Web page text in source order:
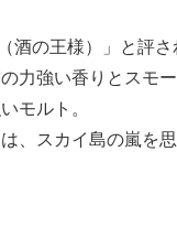
酒の王様）」と評
力強い香りとスモ
モルト。
、スカイ島の嵐を